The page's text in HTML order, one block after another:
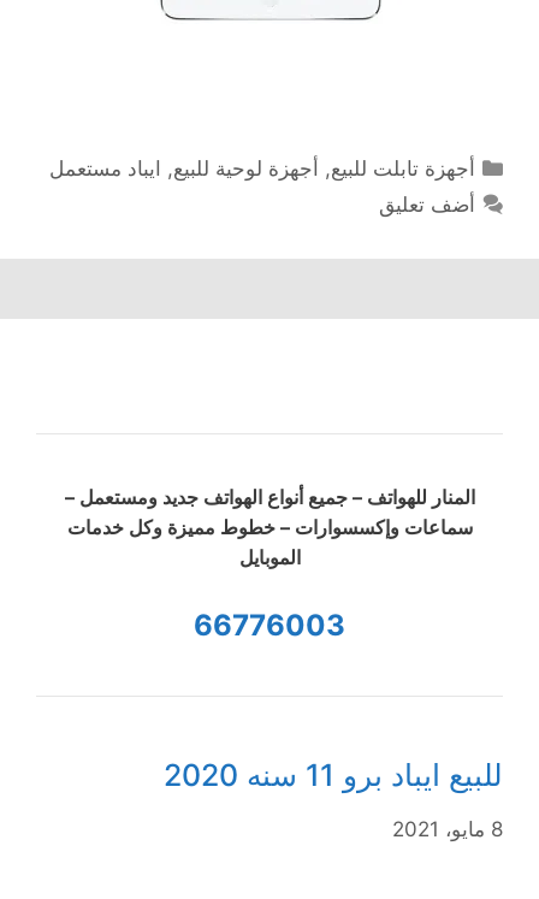
التصنيفات
أجهزة تابلت للبيع, أجهزة لوحية للبيع, ايباد مستعمل
أضف تعليق
المنار للهواتف – جميع أنواع الهواتف جديد ومستعمل –
سماعات وإكسسوارات – خطوط مميزة وكل خدمات
الموبايل
66776003
للبيع ايباد برو 11 سنه 2020
8 مايو، 2021